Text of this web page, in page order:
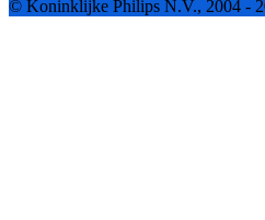
© Koninklijke Philips N.V., 2004 -